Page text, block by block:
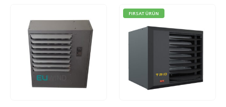
FIRSAT ÜRÜN